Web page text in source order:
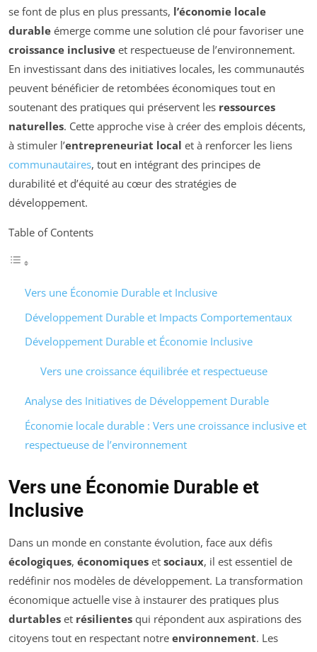
se font de plus en plus pressants, l’économie locale
durable émerge comme une solution clé pour favoriser une
croissance inclusive et respectueuse de l’environnement.
En investissant dans des initiatives locales, les communautés
peuvent bénéficier de retombées économiques tout en
soutenant des pratiques qui préservent les ressources
naturelles. Cette approche vise à créer des emplois décents,
à stimuler l’entrepreneuriat local et à renforcer les liens
communautaires, tout en intégrant des principes de
durabilité et d’équité au cœur des stratégies de
développement.
Table of Contents
Vers une Économie Durable et Inclusive
Développement Durable et Impacts Comportementaux
Développement Durable et Économie Inclusive
Vers une croissance équilibrée et respectueuse
Analyse des Initiatives de Développement Durable
Économie locale durable : Vers une croissance inclusive et
respectueuse de l’environnement
Vers une Économie Durable et
Inclusive
Dans un monde en constante évolution, face aux défis
écologiques, économiques et sociaux, il est essentiel de
redéfinir nos modèles de développement. La transformation
économique actuelle vise à instaurer des pratiques plus
durtables et résilientes qui répondent aux aspirations des
citoyens tout en respectant notre environnement. Les